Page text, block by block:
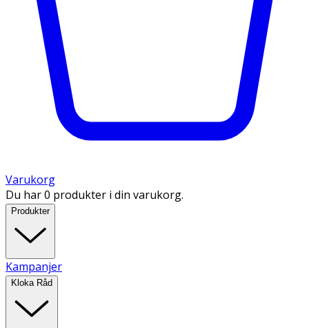
Varukorg
Du har 0 produkter i din varukorg.
Produkter
Kampanjer
Kloka Råd